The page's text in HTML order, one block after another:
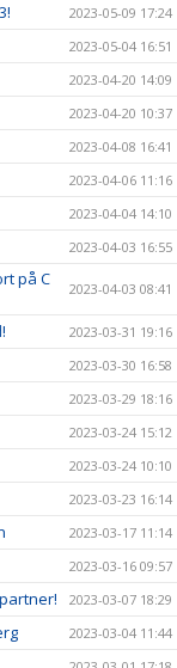
2023-05-09 17:24
2023-05-04 16:51
2023-04-20 14:09
2023-04-20 10:37
2023-04-08 16:41
2023-04-06 11:16
2023-04-04 14:10
2023-04-03 16:55
på C
2023-04-03 08:41
2023-03-31 19:16
2023-03-30 16:58
2023-03-29 18:16
2023-03-24 15:12
2023-03-24 10:10
2023-03-23 16:14
2023-03-17 11:14
2023-03-16 09:57
2023-03-07 18:29
2023-03-04 11:44